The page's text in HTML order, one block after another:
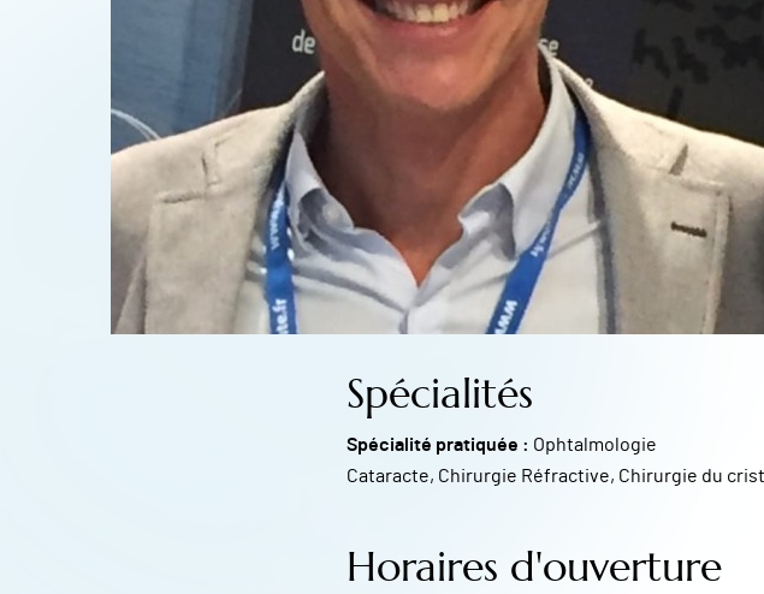
Spécialités
Spécialité pratiquée : Ophtalmologie
Cataracte, Chirurgie Réfractive, Chirurgie du
Horaires d'ouverture